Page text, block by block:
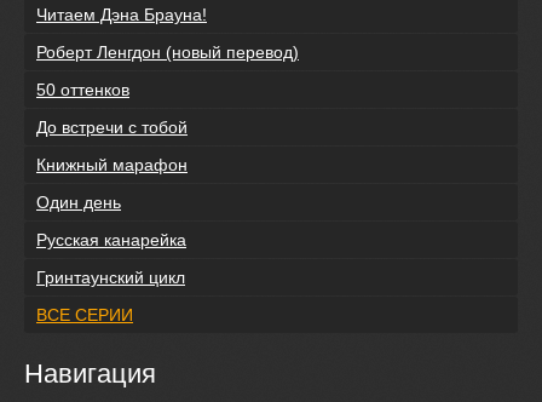
Читаем Дэна Брауна!
Роберт Ленгдон (новый перевод)
50 оттенков
До встречи с тобой
Книжный марафон
Один день
Русская канарейка
Гринтаунский цикл
ВСЕ СЕРИИ
Навигация